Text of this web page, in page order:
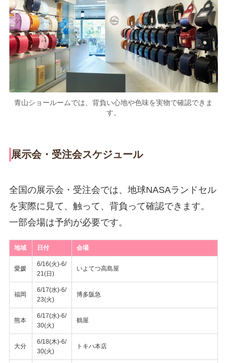
青山ショールームでは、背負い心地や色味を実物で確認できま
す。
展示会・受注会スケジュール
全国の展示会・受注会では、地球NASAランドセル
を実際に見て、触って、背負って確認できます。
一部会場は予約が必要です。
地域 日付 会場
愛媛
6/16(火)-6/
21(日)
いよてつ高島屋
福岡
6/17(水)-6/
23(火)
博多阪急
熊本
6/17(水)-6/
30(火)
鶴屋
大分
6/18(木)-6/
30(火)
トキハ本店